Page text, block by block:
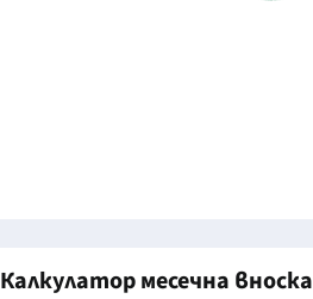
Калкулатор месечна вноска